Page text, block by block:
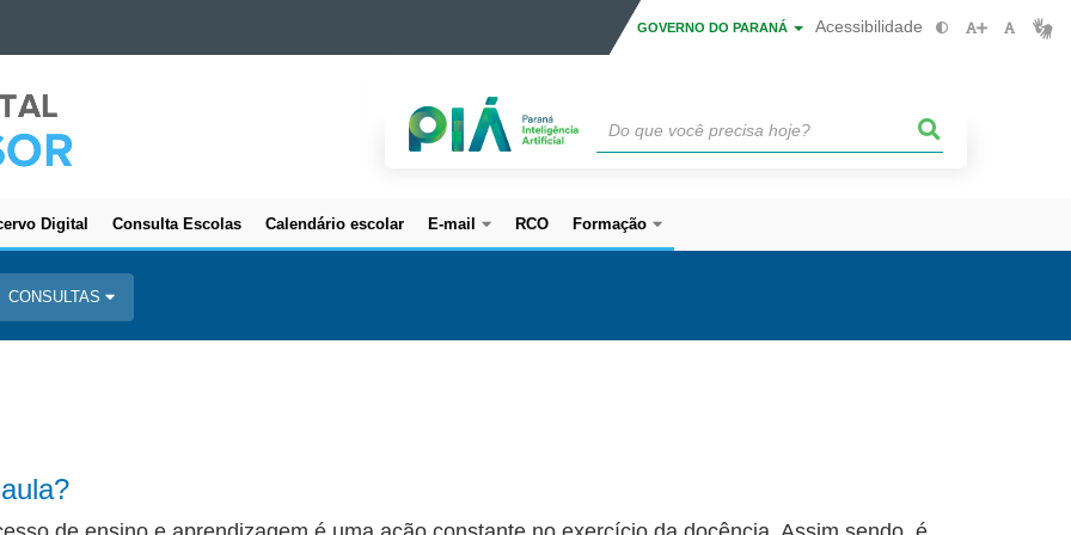
GOVERNO DO PARANÁ Acessibilidade
Digital Consulta Escolas Calendário escolar E-mail RCO Formação
CONSULTAS